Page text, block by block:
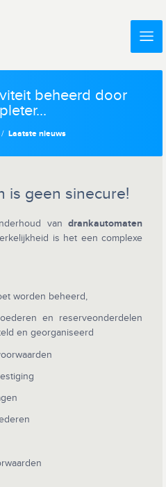
beheerd door
Laatste nieuws
is geen sinecure!
vandrankautomaten
is het een complexe
worden beheerd,
en reserveonderdelen
en georganiseerd